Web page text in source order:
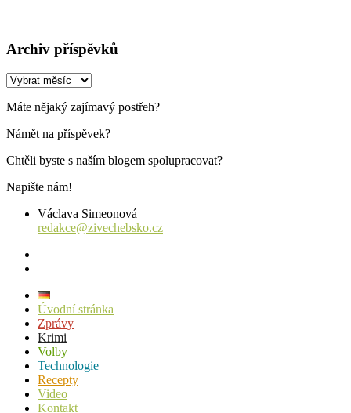
Archiv příspěvků
Archiv
Máte nějaký zajímavý postřeh?
Námět na příspěvek?
Chtěli byste s naším blogem spolupracovat?
Napište nám!
Václava Simeonová
redakce@zivechebsko.cz
Úvodní stránka
Zprávy
Krimi
Volby
Technologie
Recepty
Video
Kontakt